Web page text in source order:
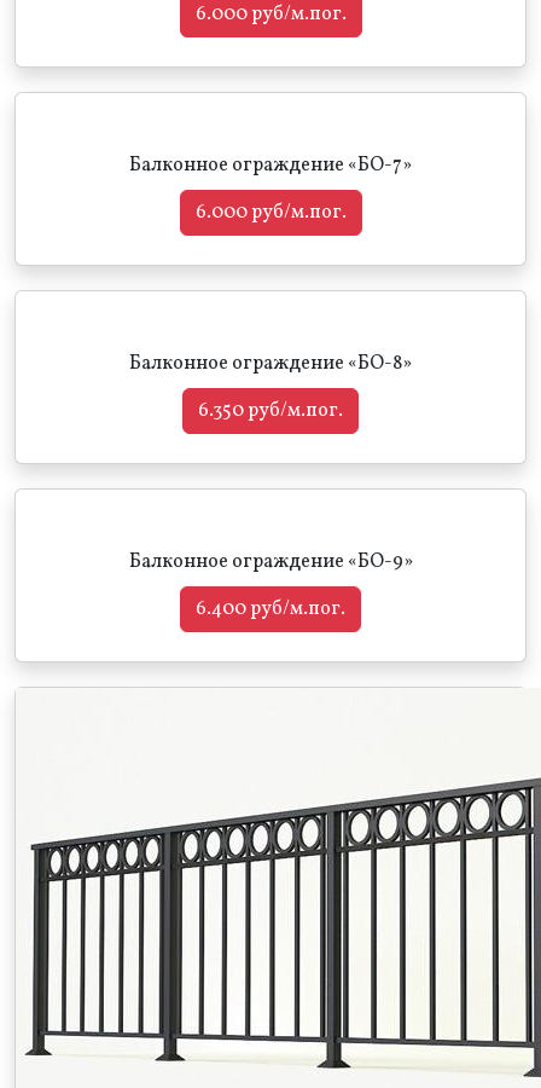
6.000 руб/м.пог.
Балконное ограждение «БО-7»
6.000 руб/м.пог.
Балконное ограждение «БО-8»
6.350 руб/м.пог.
Балконное ограждение «БО-9»
6.400 руб/м.пог.